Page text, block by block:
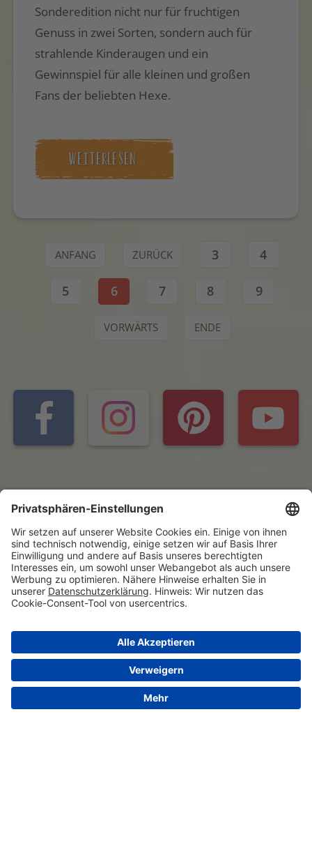
Sonderedition nicht nur für fruchtigen
Genuss in zwei Sorten, sondern auch für
strahlende Kinderaugen und ein
Gewinnspiel für alle kleinen und großen
Fans der beliebten Hexe.
WEITERLESEN …
ANFANG ZURÜCK 3 4
5 6 7 8 9
VORWÄRTS ENDE